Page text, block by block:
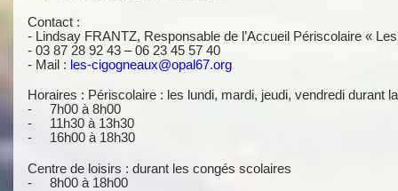
Contact :
- Lindsay FRANTZ, Responsable de l’Accueil Périscolaire «
- 03 87 28 92 43 – 06 23 45 57 40
- Mail : les-cigogneaux@opal67.org
Horaires : Périscolaire : les lundi, mardi, jeudi, vendredi durant
- 7h00 à 8h00
- 11h30 à 13h30
- 16h00 à 18h30
Centre de loisirs : durant les congés scolaires
- 8h00 à 18h00